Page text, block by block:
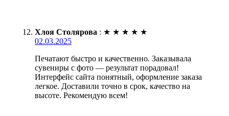
Хлоя Столярова : ★ ★ ★ ★ ★
02.03.2025
Печатают быстро и качественно. Заказывала
сувениры с фото — результат порадовал!
Интерфейс сайта понятный, оформление заказа
легкое. Доставили точно в срок, качество на
высоте. Рекомендую всем!